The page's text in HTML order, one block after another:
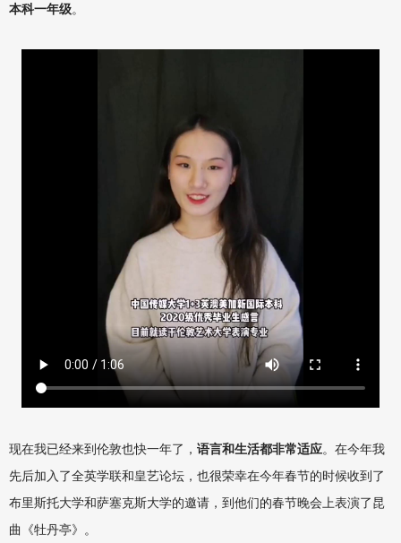
本科一年级。
现在我已经来到伦敦也快一年了， 语言和生活都非常适应。 在今年我
先后加入了全英学联和皇艺论坛，也很荣幸在今年春节的时候收到了
布里斯托大学和萨塞克斯大学的邀请，到他们的春节晚会上表演了昆
曲《牡丹亭》。